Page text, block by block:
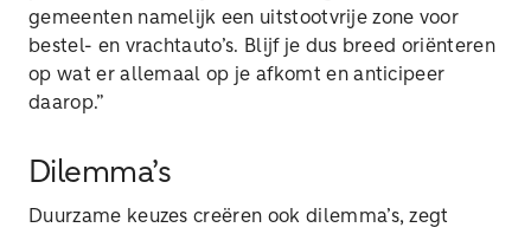
gemeenten namelijk een uitstootvrije zone voor
bestel- en vrachtauto’s. Blijf je dus breed oriënteren
op wat er allemaal op je afkomt en anticipeer
daarop.”
Dilemma’s
Duurzame keuzes creëren ook dilemma’s, zegt